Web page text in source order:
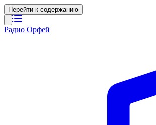
Перейти к содержанию
Радио Орфей